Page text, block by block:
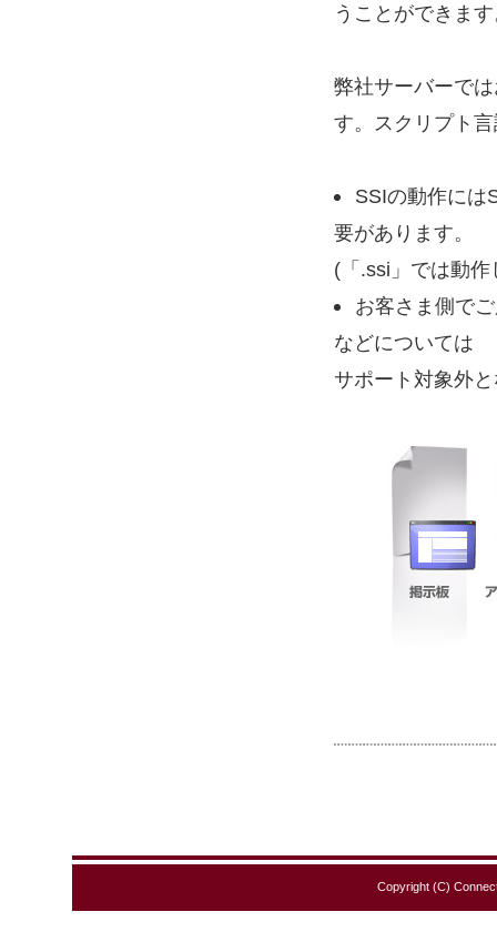
うことができま
弊社サーバーで
す。スクリプト
SSIの動作には
要があります。
(「.ssi」では動作
お客さま側で
などについては
サポート対象外
Copyright (C)